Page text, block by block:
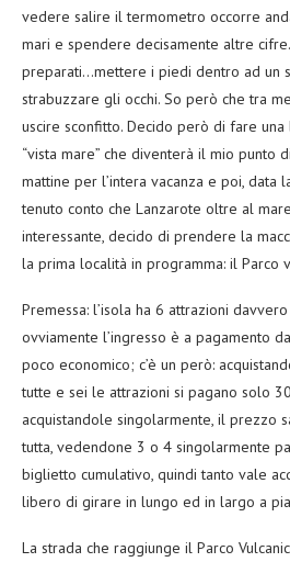
vedere salire il termometro occorre
mari e spendere decisamente altre
preparati…mettere i piedi dentro ad un
strabuzzare gli occhi. So però che tra
uscire sconfitto. Decido però di fare
“vista mare” che diventerà il mio punto
mattine per l’intera vacanza e poi, data
tenuto conto che Lanzarote oltre al
interessante, decido di prendere la
la prima località in programma: il Parco
Premessa: l’isola ha 6 attrazioni
ovviamente l’ingresso è a pagamento
poco economico; c’è un però:
tutte e sei le attrazioni si pagano solo
acquistandole singolarmente, il prezzo
tutta, vedendone 3 o 4 singolarmente
biglietto cumulativo, quindi tanto vale
libero di girare in lungo ed in largo a
La strada che raggiunge il Parco